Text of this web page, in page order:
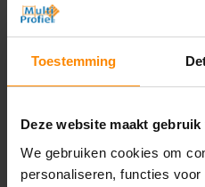
Toestemming
Deze website maakt
We gebruiken cookies om
personaliseren, functies
Montage
Laat ons